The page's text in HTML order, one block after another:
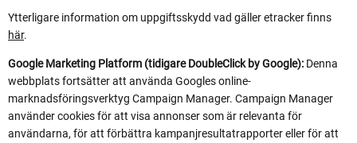
Ytterligare information om uppgiftsskydd vad gäller etracker finns
här.
Google Marketing Platform (tidigare DoubleClick by Google): Denna
webbplats fortsätter att använda Googles online-
marknadsföringsverktyg Campaign Manager. Campaign Manager
använder cookies för att visa annonser som är relevanta för
användarna, för att förbättra kampanjresultatrapporter eller för att